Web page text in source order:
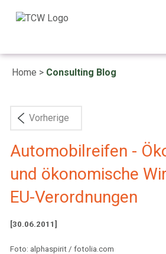
Home > Consulting Blog
Vorherige
Automobilreifen -
und ökonomische
EU-Verordnungen
[30.06.2011]
Foto: alphaspirit / fotolia.com